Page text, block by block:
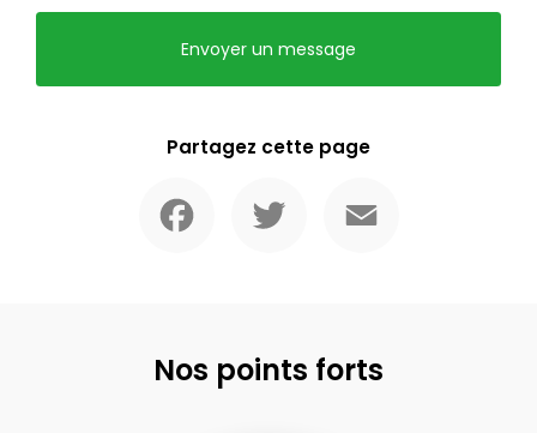
Envoyer un message
Partagez cette page
Nos points forts